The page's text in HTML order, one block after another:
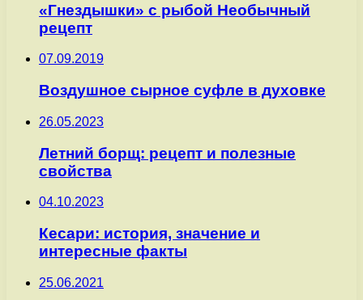
«Гнездышки» с рыбой Необычный
рецепт
07.09.2019
Воздушное сырное суфле в духовке
26.05.2023
Летний борщ: рецепт и полезные
свойства
04.10.2023
Кесари: история, значение и
интересные факты
25.06.2021